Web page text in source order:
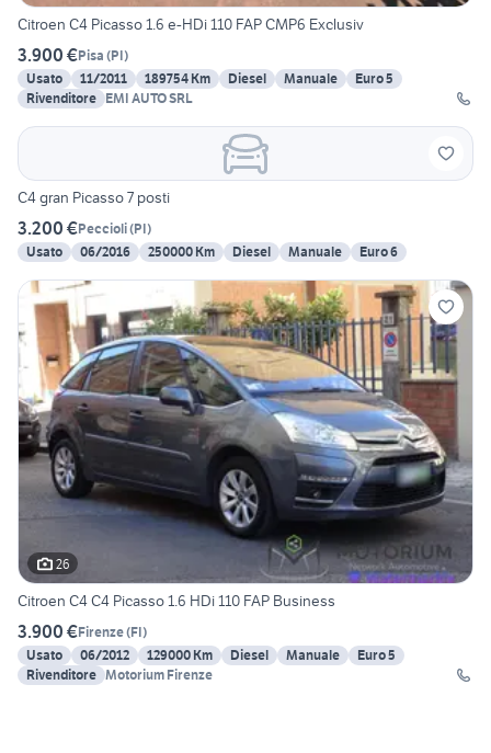
Citroen C4 Picasso 1.6 e-HDi 110 FAP CMP6 Exclusiv
3.900 €Pisa (PI)
Usato
11/2011 189754 Km Diesel Manuale
Euro 5
Rivenditore EMI AUTO SRL
C4 gran Picasso 7 posti
3.200 €Peccioli(PI)
Usato
06/2016 250000 Km Diesel Manuale Euro 6
26
Citroen C4 C4 Picasso 1.6 HDi 110 FAP Business
3.900 €Firenze(FI)
Usato
06/2012 129000 Km Diesel Manuale
Euro 5
Rivenditore Motorium Firenze